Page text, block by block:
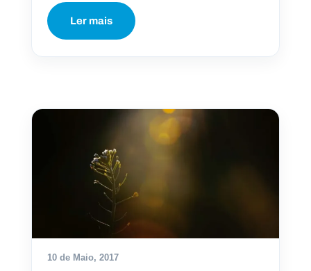
Ler mais
10 de Maio, 2017